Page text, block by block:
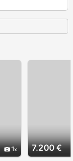
1 7.200 €